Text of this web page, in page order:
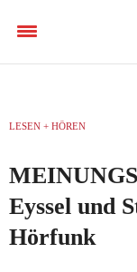
LESEN + HÖREN
Eyssel und
Hörfunk